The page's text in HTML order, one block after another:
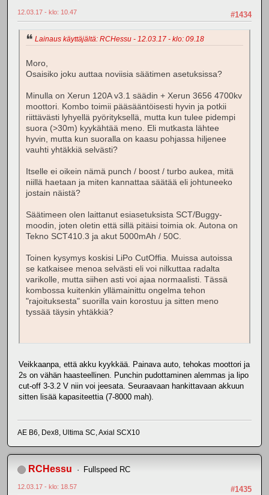
#1434
12.03.17 - klo: 10.47
Lainaus käyttäjältä: RCHessu - 12.03.17 - klo: 09.18
Moro,
Osaisiko joku auttaa noviisia säätimen asetuksissa?
Minulla on Xerun 120A v3.1 säädin + Xerun 3656 4700kv
moottori. Kombo toimii pääsääntöisesti hyvin ja potkii
riittävästi lyhyellä pyörityksellä, mutta kun tulee pidempi
suora (>30m) kyykähtää meno. Eli mutkasta lähtee
hyvin, mutta kun suoralla on kaasu pohjassa hiljenee
vauhti yhtäkkiä selvästi?
Itselle ei oikein nämä punch / boost / turbo aukea, mitä
niillä haetaan ja miten kannattaa säätää eli johtuneeko
jostain näistä?
Säätimeen olen laittanut esiasetuksista SCT/Buggy-
moodin, joten oletin että sillä pitäisi toimia ok. Autona on
Tekno SCT410.3 ja akut 5000mAh / 50C.
Toinen kysymys koskisi LiPo CutOffia. Muissa autoissa
se katkaisee menoa selvästi eli voi nilkuttaa radalta
varikolle, mutta siihen asti voi ajaa normaalisti. Tässä
kombossa kuitenkin yllämainittu ongelma tehon
"rajoituksesta" suorilla vain korostuu ja sitten meno
tyssää täysin yhtäkkiä?
Veikkaanpa, että akku kyykkää. Painava auto, tehokas moottori ja
2s on vähän haasteellinen. Punchin pudottaminen alemmas ja lipo
cut-off 3-3.2 V niin voi jeesata. Seuraavaan hankittavaan akkuun
sitten lisää kapasiteettia (7-8000 mah).
AE B6, Dex8, Ultima SC, Axial SCX10
RCHessu Fullspeed RC
#1435
12.03.17 - klo: 18.57